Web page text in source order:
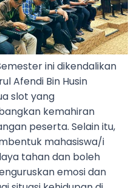
ini dikendalikan
Afendi Bin Husin
slot yang
kemahiran
peserta. Selain itu,
mahasiswa/i
tahan dan boleh
emosi dan